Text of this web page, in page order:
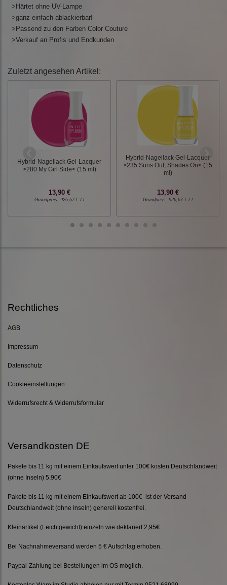
>Härtet ohne UV-Lampe
>ganz einfach ablackierbar!
>Passend zu den Farben Color Couture
>Verkauf an Profis und Endkunden
Zuletzt angesehen Artikel:
Hybrid-Nagellack Gel-Lacquer
>280 My Girl Side< (15 ml)
13,90 €
Grundpreis: 926,67 € / l
Hybrid-Nagellack Gel-Lacquer
>235 Suns Out, Shades On< (15
ml)
13,90 €
Grundpreis: 926,67 € / l
Rechtliches
AGB
Impressum
Datenschutz
Cookieeinstellungen
Widerrufsrecht & Widerrufsformular
Versandkosten DE
Pakete bis 11 kg mit einem Einkaufswert unter 100€ kosten Deutschlandweit
(ohne Inseln) 5,90€
Pakete bis 11 kg mit einem Einkaufswert ab 100€ ist der Versand
Deutschlandweit (ohne Inseln) generell kostenfrei.
Kleinartikel (Leichtgewicht) einzeln wie deklariert 2,95€
Bei Nachnahmeversand werden 5 € Aufschlag erhoben.
Paypal-Zahlung bei Bestellungen im OS möglich.